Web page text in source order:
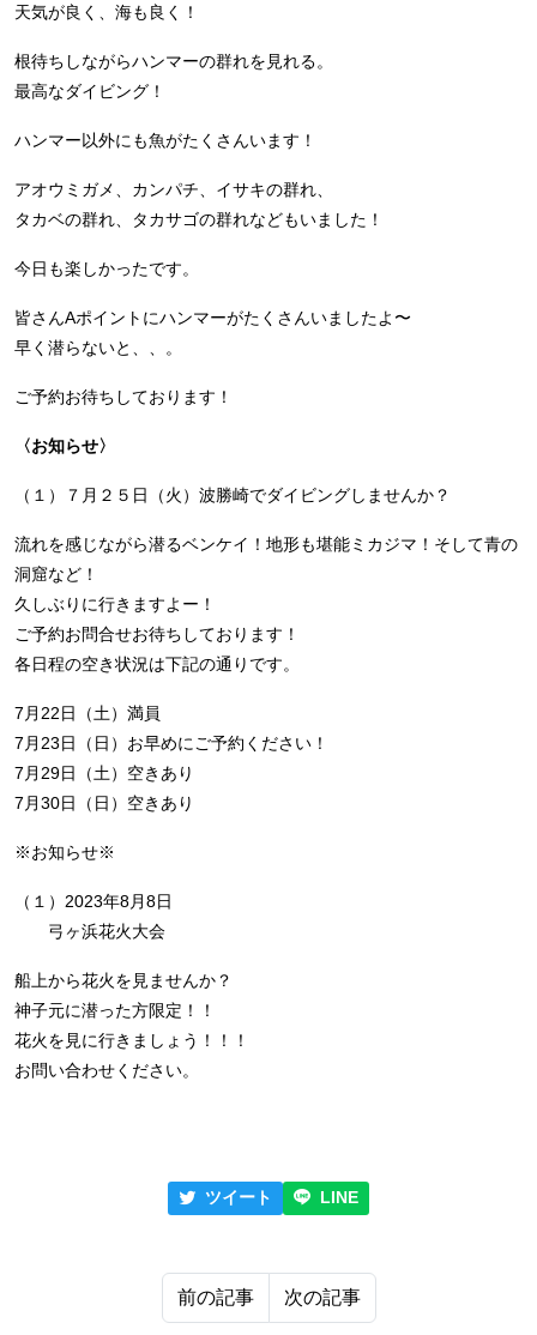
天気が良く、海も良く！
根待ちしながらハンマーの群れを見れる。
最高なダイビング！
ハンマー以外にも魚がたくさんいます！
アオウミガメ、カンパチ、イサキの群れ、
タカベの群れ、タカサゴの群れなどもいました！
今日も楽しかったです。
皆さんAポイントにハンマーがたくさんいましたよ〜
早く潜らないと、、。
ご予約お待ちしております！
〈お知らせ〉
（１）７月２５日（火）波勝崎でダイビングしませんか？
流れを感じながら潜るベンケイ！地形も堪能ミカジマ！そして青の
洞窟など！
久しぶりに行きますよー！
ご予約お問合せお待ちしております！
各日程の空き状況は下記の通りです。
7月22日（土）満員
7月23日（日）お早めにご予約ください！
7月29日（土）空きあり
7月30日（日）空きあり
※お知らせ※
（１）2023年8月8日
弓ヶ浜花火大会
船上から花火を見ませんか？
神子元に潜った方限定！！
花火を見に行きましょう！！！
お問い合わせください。
ツイート LINE
前の記事 次の記事